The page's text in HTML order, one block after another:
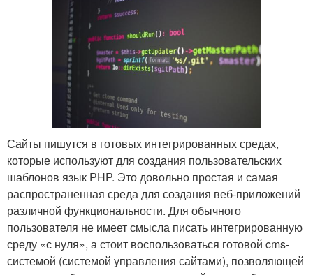
Сайты пишутся в готовых интегрированных средах,
которые используют для создания пользовательских
шаблонов язык PHP. Это довольно простая и самая
распространенная среда для создания веб-приложений
различной функциональности. Для обычного
пользователя не имеет смысла писать интегрированную
среду «с нуля», а стоит воспользоваться готовой cms-
системой (системой управления сайтами), позволяющей